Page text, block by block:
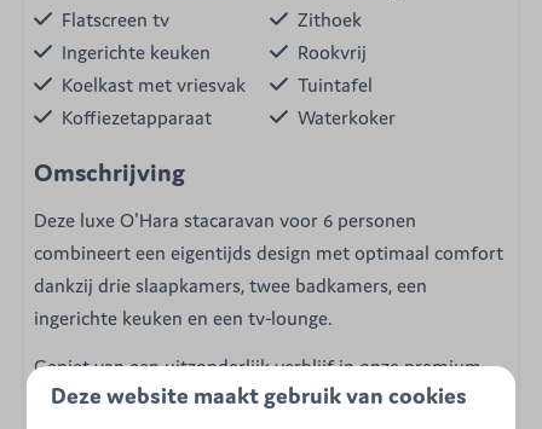
Flatscreen tv
Ingerichte keuken
Koelkast met vriesvak
Koffiezetapparaat
Zithoek
Rookvrij
Tuintafel
Waterkoker
Omschrijving
Deze luxe O'Hara stacaravan voor 6 personen
combineert een eigentijds design met optimaal comfort
dankzij drie slaapkamers, twee badkamers, een
ingerichte keuken en een tv-lounge.
Geniet van een uitzonderlijk verblijf in onze premium
O'Hara Luxe lodge. Deze moderne accommodatie
Deze website maakt gebruik van cookies